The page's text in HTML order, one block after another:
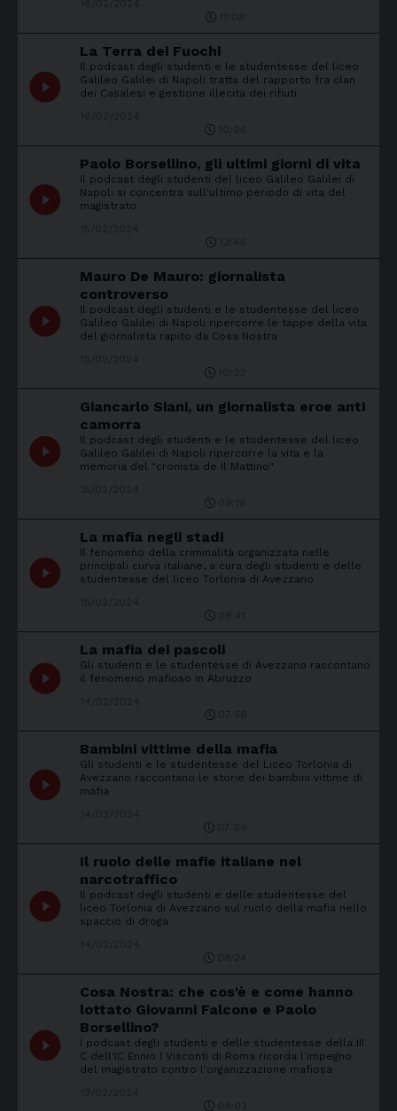
play_circle_filled
La Terra dei Fuochi
Il podcast degli studenti e le studentesse del liceo
Galileo Galilei di Napoli tratta del rapporto fra clan
dei Casalesi e gestione illecita dei rifiuti
play_circle_filled
Paolo Borsellino, gli ultimi giorni di vita
Il podcast degli studenti del liceo Galileo Galilei di
Napoli si concentra sull'ultimo periodo di vita del
magistrato
play_circle_filled
Mauro De Mauro: giornalista
controverso
Il podcast degli studenti e le studentesse del liceo
Galileo Galilei di Napoli ripercorre le tappe della vita
del giornalista rapito da Cosa Nostra
play_circle_filled
Giancarlo Siani, un giornalista eroe anti
camorra
Il podcast degli studenti e le studentesse del liceo
Galileo Galilei di Napoli ripercorre la vita e la
memoria del "cronista de Il Mattino"
play_circle_filled
La mafia negli stadi
Il fenomeno della criminalità organizzata nelle
principali curva italiane, a cura degli studenti e delle
studentesse del liceo Torlonia di Avezzano
play_circle_filled
La mafia dei pascoli
Gli studenti e le studentesse di Avezzano raccontano
il fenomeno mafioso in Abruzzo
play_circle_filled
Bambini vittime della mafia
Gli studenti e le studentesse del Liceo Torlonia di
Avezzano raccontano le storie dei bambini vittime di
mafia
play_circle_filled
Il ruolo delle mafie italiane nel
narcotraffico
Il podcast degli studenti e delle studentesse del
liceo Torlonia di Avezzano sul ruolo della mafia nello
spaccio di droga
play_circle_filled
Cosa Nostra: che cos'è e come hanno
lottato Giovanni Falcone e Paolo
Borsellino?
I podcast degli studenti e delle studentesse della III
C dell'IC Ennio I Visconti di Roma ricorda l'impegno
del magistrato contro l'organizzazione mafiosa